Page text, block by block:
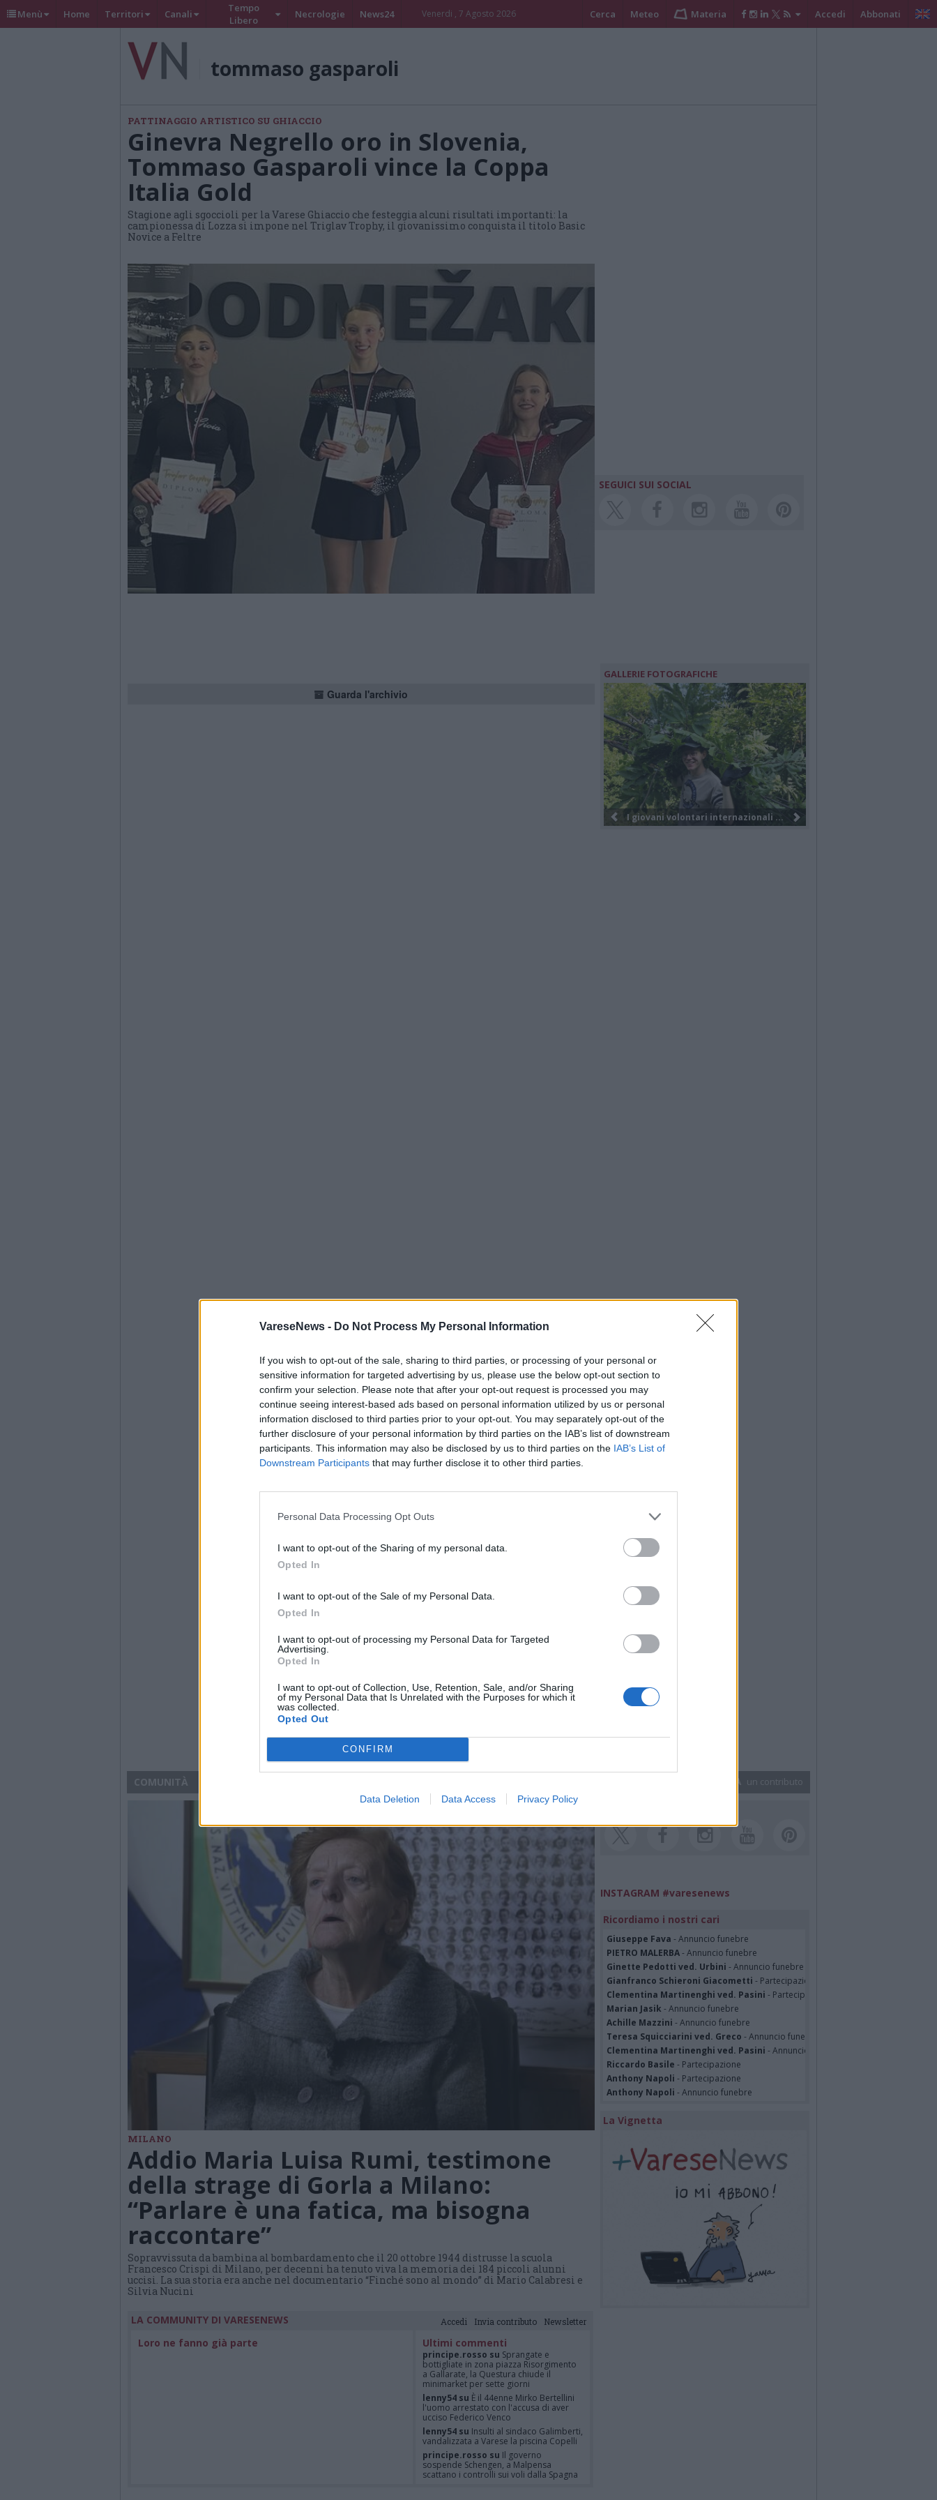
VareseNews - Do Not Process My Personal Information
If you wish to opt-out of the sale, sharing to third parties, or processing of your personal or
sensitive information for targeted advertising by us, please use the below opt-out section to
confirm your selection. Please note that after your opt-out request is processed you may
continue seeing interest-based ads based on personal information utilized by us or personal
information disclosed to third parties prior to your opt-out. You may separately opt-out of the
further disclosure of your personal information by third parties on the IAB’s list of downstream
participants. This information may also be disclosed by us to third parties on the IAB’s List of
Downstream Participants that may further disclose it to other third parties.
Personal Data Processing Opt Outs
I want to opt-out of the Sharing of my personal data.
Opted In
I want to opt-out of the Sale of my Personal Data.
Opted In
I want to opt-out of processing my Personal Data for Targeted
Advertising.
Opted In
I want to opt-out of Collection, Use, Retention, Sale, and/or Sharing
of my Personal Data that Is Unrelated with the Purposes for which it
was collected.
Opted Out
CONFIRM
Data Deletion Data Access Privacy Policy
Menù Home Territori Canali
Tempo
Libero
Necrologie News24 Venerdi , 7 Agosto 2026 Cerca Meteo Materia Accedi Abbonati
tommaso gasparoli
PATTINAGGIO ARTISTICO SU GHIACCIO
Ginevra Negrello oro in Slovenia,
Tommaso Gasparoli vince la Coppa
Italia Gold
Stagione agli sgoccioli per la Varese Ghiaccio che festeggia alcuni risultati importanti: la
campionessa di Lozza si impone nel Triglav Trophy, il giovanissimo conquista il titolo Basic
Novice a Feltre
SEGUICI SUI SOCIAL
Guarda l'archivio
GALLERIE FOTOGRAFICHE
Nuova società, nuovo brand e tanti...
COMUNITÀ INVIA un contributo
MILANO
Addio Maria Luisa Rumi, testimone
della strage di Gorla a Milano:
“Parlare è una fatica, ma bisogna
raccontare”
Sopravvissuta da bambina al bombardamento che il 20 ottobre 1944 distrusse la scuola
Francesco Crispi di Milano, per decenni ha tenuto viva la memoria dei 184 piccoli alunni
uccisi. La sua storia era anche nel documentario “Finché sono al mondo” di Mario Calabresi e
Silvia Nucini
LA COMMUNITY DI VARESENEWS Accedi Invia contributo Newsletter
Loro ne fanno già parte Ultimi commenti
principe.rosso su Sprangate e
bottigliate in zona piazza Risorgimento
a Gallarate, la Questura chiude il
minimarket per sette giorni
lenny54 su È il 44enne Mirko Bertellini
l'uomo arrestato con l'accusa di aver
ucciso Federico Venco
lenny54 su Insulti al sindaco Galimberti,
vandalizzata a Varese la piscina Copelli
principe.rosso su Il governo
sospende Schengen, a Malpensa
scattano i controlli sui voli dalla Spagna
INSTAGRAM #varesenews
Ricordiamo i nostri cari
Giuseppe Fava - Annuncio funebre
PIETRO MALERBA- Annuncio funebre
Ginette Pedotti ved. Urbini - Annuncio funebre
Gianfranco Schieroni Giacometti - Partecipazione
Clementina Martinenghi ved. Pasini - Partecipazione
Marian Jasik - Annuncio funebre
Achille Mazzini - Annuncio funebre
Teresa Squicciarini ved. Greco - Annuncio funebre
Clementina Martinenghi ved. Pasini - Annuncio funebre
Riccardo Basile - Partecipazione
Anthony Napoli - Partecipazione
Anthony Napoli - Annuncio funebre
La Vignetta